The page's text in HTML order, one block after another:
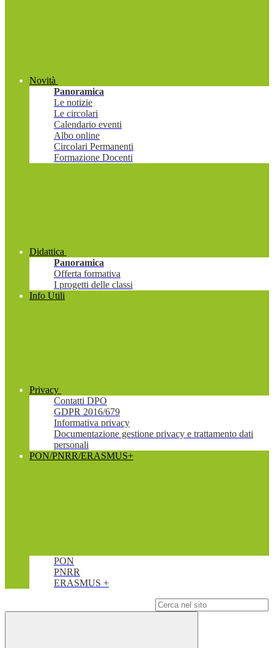
Novità
Panoramica
Le notizie
Le circolari
Calendario eventi
Albo online
Circolari Permanenti
Formazione Docenti
Didattica
Panoramica
Offerta formativa
I progetti delle classi
Info Utili
Privacy
Contatti DPO
GDPR 2016/679
Informativa privacy
Documentazione gestione privacy e trattamento dati
personali
PON/PNRR/ERASMUS+
PON
PNRR
ERASMUS +